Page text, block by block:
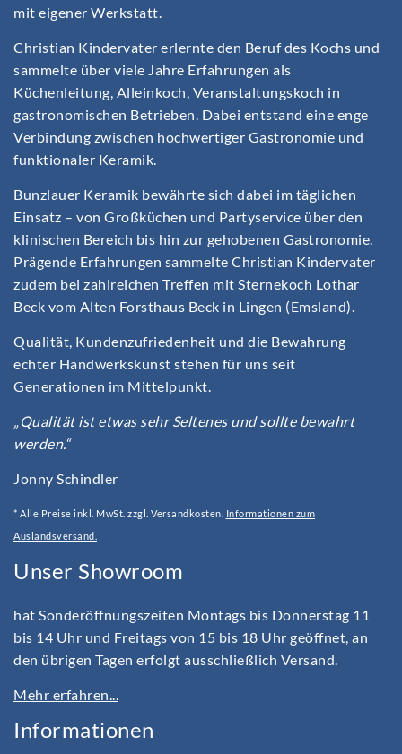
mit eigener Werkstatt.
Christian Kindervater erlernte den Beruf des Kochs und
sammelte über viele Jahre Erfahrungen als
Küchenleitung, Alleinkoch, Veranstaltungskoch in
gastronomischen Betrieben. Dabei entstand eine enge
Verbindung zwischen hochwertiger Gastronomie und
funktionaler Keramik.
Bunzlauer Keramik bewährte sich dabei im täglichen
Einsatz – von Großküchen und Partyservice über den
klinischen Bereich bis hin zur gehobenen Gastronomie.
Prägende Erfahrungen sammelte Christian Kindervater
zudem bei zahlreichen Treffen mit Sternekoch Lothar
Beck vom Alten Forsthaus Beck in Lingen (Emsland).
Qualität, Kundenzufriedenheit und die Bewahrung
echter Handwerkskunst stehen für uns seit
Generationen im Mittelpunkt.
„Qualität ist etwas sehr Seltenes und sollte bewahrt
werden.“
Jonny Schindler
* Alle Preise inkl. MwSt. zzgl. Versandkosten. Informationen zum
Auslandsversand.
Unser Showroom
hat Sonderöffnungszeiten Montags bis Donnerstag 11
bis 14 Uhr und Freitags von 15 bis 18 Uhr geöffnet, an
den übrigen Tagen erfolgt ausschließlich Versand.
Mehr erfahren...
Informationen